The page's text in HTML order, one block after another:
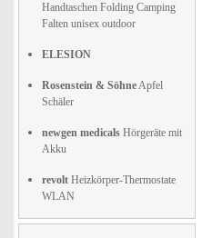
Handtaschen Folding Camping
Falten unisex outdoor
ELESION
Rosenstein & SöhneApfel
Schäler
newgen medicals Hörgeräte mit
Akku
revolt Heizkörper-Thermostate
WLAN